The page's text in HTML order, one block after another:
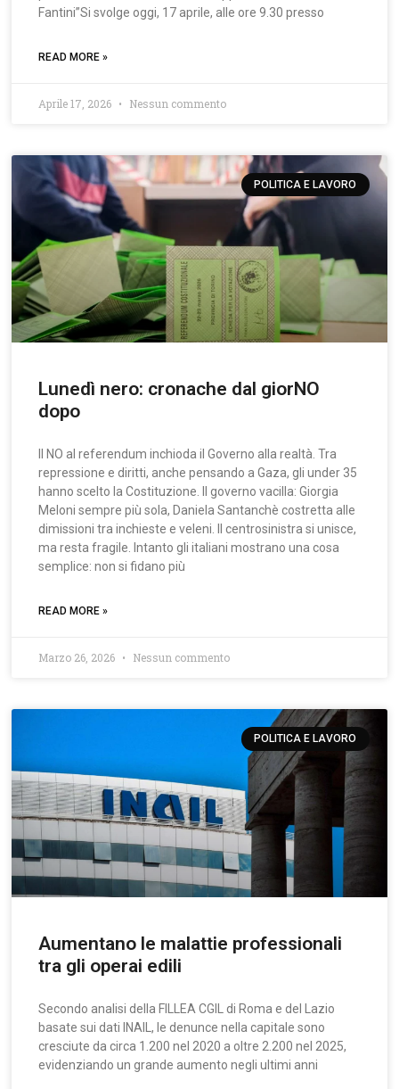
Fantini”Si svolge oggi, 17 aprile, alle ore 9.30 presso
READ MORE »
Aprile 17, 2026 Nessun commento
POLITICA E LAVORO
Lunedì nero: cronache dal giorNO
dopo
Il NO al referendum inchioda il Governo alla realtà. Tra
repressione e diritti, anche pensando a Gaza, gli under 35
hanno scelto la Costituzione. Il governo vacilla: Giorgia
Meloni sempre più sola, Daniela Santanchè costretta alle
dimissioni tra inchieste e veleni. Il centrosinistra si unisce,
ma resta fragile. Intanto gli italiani mostrano una cosa
semplice: non si fidano più
READ MORE »
Marzo 26, 2026 Nessun commento
POLITICA E LAVORO
Aumentano le malattie professionali
tra gli operai edili
Secondo analisi della FILLEA CGIL di Roma e del Lazio
basate sui dati INAIL, le denunce nella capitale sono
cresciute da circa 1.200 nel 2020 a oltre 2.200 nel 2025,
evidenziando un grande aumento negli ultimi anni